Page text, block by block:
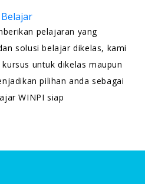
pelajaran yang
solusi belajar dikelas, kami
untuk dikelas maupun
pilihan anda sebagai
WINPI siap